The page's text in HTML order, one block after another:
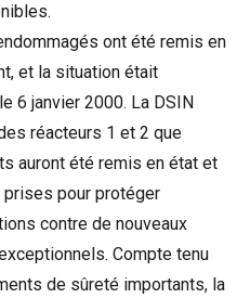
ont été remis en
et la situation était
6 janvier 2000. La DSIN
réacteurs 1 et 2 que
auront été remis en état et
pour protéger
contre de nouveaux
Compte tenu
de sûreté importants, la